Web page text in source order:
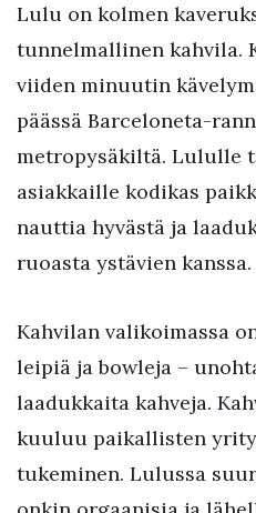
Lulu on kolmen
tunnelmallinen kahvila.
viiden minuutin
päässä Barceloneta-
metropysäkiltä. Lululle
asiakkaille kodikas
nauttia hyvästä ja
ruoasta ystävien kanssa.
Kahvilan valikoimassa
leipiä ja bowleja –
laadukkaita kahveja.
kuuluu paikallisten
tukeminen. Lulussa